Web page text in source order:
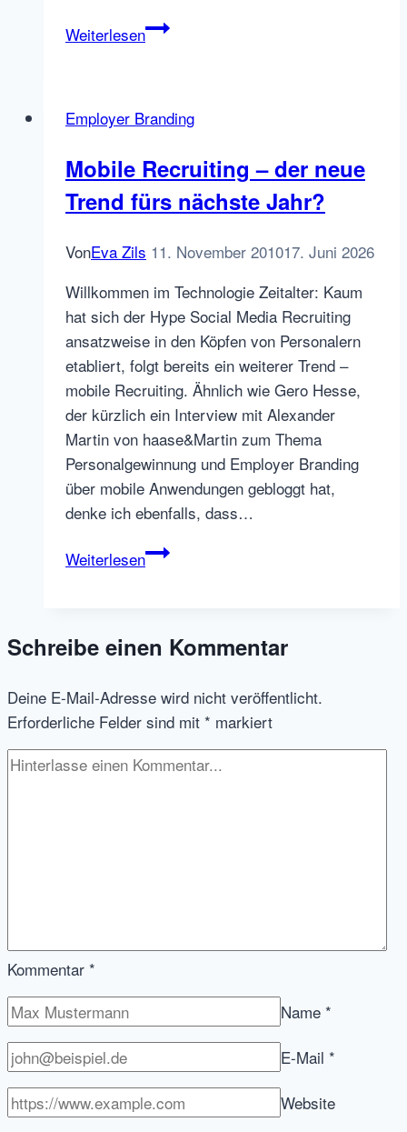
WeiterlesenEmployer
Mediaplanung
Internet
(III)
Employer Branding
Mobile Recruiting – der neue
Trend fürs nächste Jahr?
VonEva Zils 11. November 201017. Juni 2026
Willkommen im Technologie Zeitalter: Kaum
hat sich der Hype Social Media Recruiting
ansatzweise in den Köpfen von Personalern
etabliert, folgt bereits ein weiterer Trend –
mobile Recruiting. Ähnlich wie Gero Hesse,
der kürzlich ein Interview mit Alexander
Martin von haase&Martin zum Thema
Personalgewinnung und Employer Branding
über mobile Anwendungen gebloggt hat,
denke ich ebenfalls, dass…
WeiterlesenMobile
neue
fürs
nächste
Jahr?
Schreibe einen Kommentar
Deine E-Mail-Adresse wird nicht veröffentlicht.
Erforderliche Felder sind mit * markiert
Kommentar *
Name *
E-Mail *
Website